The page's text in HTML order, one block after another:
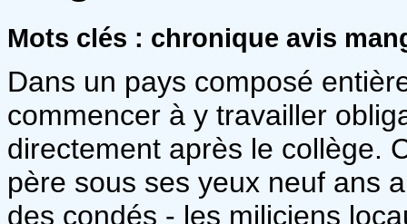
Mots clés : chronique avis
Dans un pays composé
commencer à y travailler
directement après le collège.
père sous ses yeux neuf ans
des condés - les miliciens